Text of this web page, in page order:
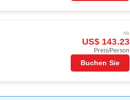
Ab
US$ 143.23
Preis/Person
Buchen Sie